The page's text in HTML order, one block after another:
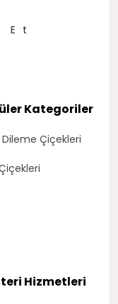
Kategoriler
Çiçekleri
Hizmetleri